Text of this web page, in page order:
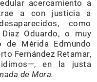
acercamiento a
a con justicia a
como
Oduardo, o muy
de Mérida Edmundo
Fernández Retamar,
en la justa
de Mora.